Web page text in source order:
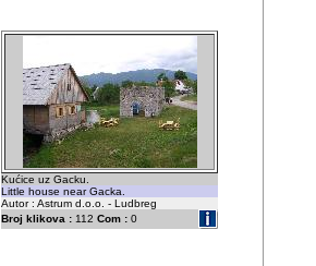
Kućice uz Gacku.
Little house near Gacka.
Autor : Astrum d.o.o. - Ludbreg
Broj klikova : 112 Com : 0